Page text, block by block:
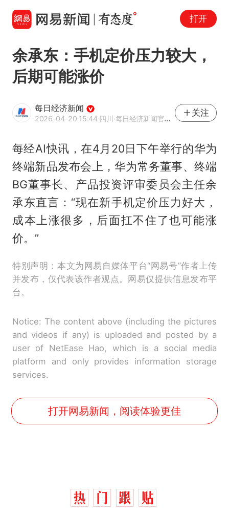
打开
余承东：手机定价压力较大，
后期可能涨价
每日经济新闻
2026-04-20 15:44·四川·每日经济新闻官方网易号
关注
每经AI快讯，在4月20日下午举行的华为
终端新品发布会上，华为常务董事、终端
BG董事长、产品投资评审委员会主任余
承东直言：“现在新手机定价压力好大，
成本上涨很多，后面扛不住了也可能涨
价。”
特别声明：本文为网易自媒体平台“网易号”作者上传
并发布，仅代表该作者观点。网易仅提供信息发布平
台。
Notice: The content above (including the pictures
and videos if any) is uploaded and posted by a
user of NetEase Hao, which is a social media
platform and only provides information storage
services.
打开网易新闻，阅读体验更佳